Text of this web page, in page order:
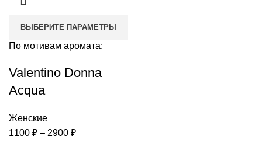
ВЫБЕРИТЕ ПАРАМЕТРЫ
По мотивам аромата:
Valentino Donna
Acqua
Женские
1100 ₽ – 2900 ₽